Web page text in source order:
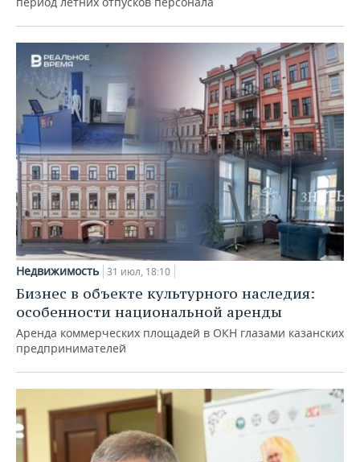
Недвижимость 31 июл, 18:10
Бизнес в объекте культурного наследия:
особенности национальной аренды
Аренда коммерческих площадей в ОКН глазами казанских
предпринимателей